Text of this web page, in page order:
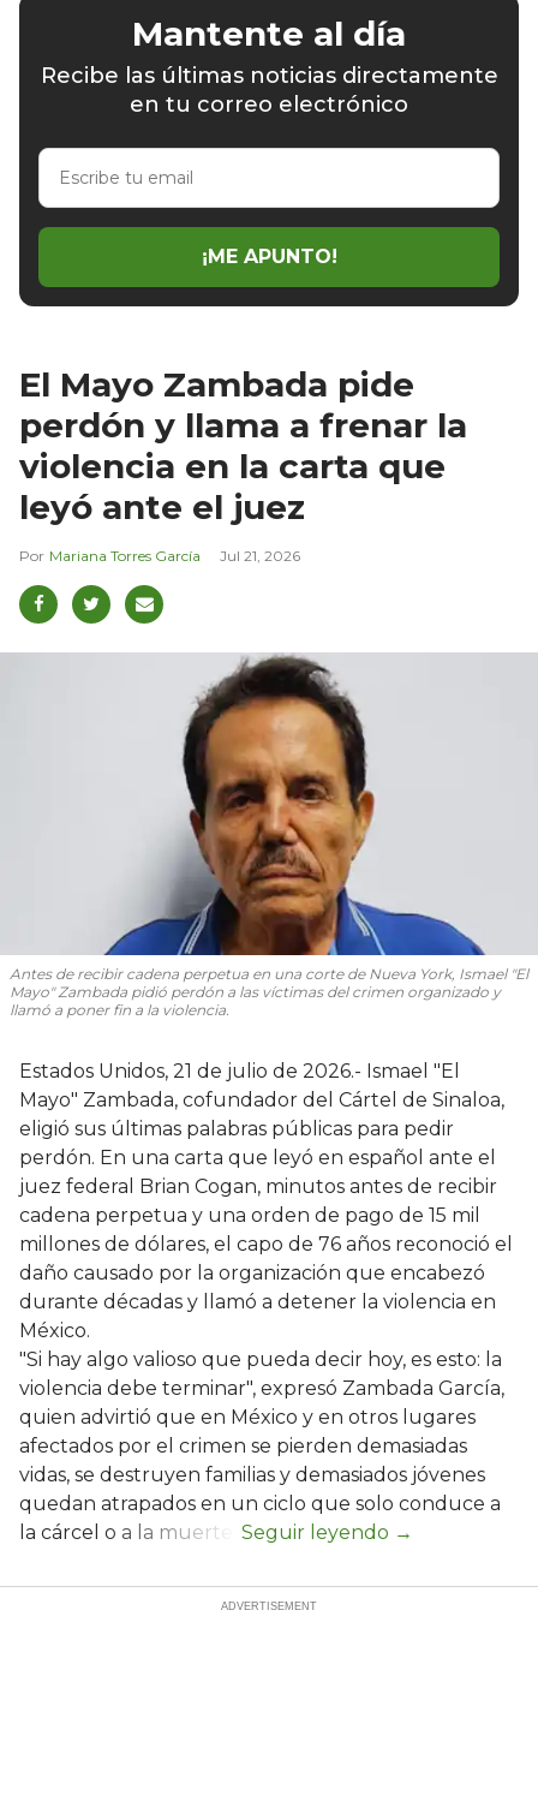
Mantente al día
Recibe las últimas noticias directamente
en tu correo electrónico
Escribe
email
¡ME APUNTO!
El Mayo Zambada pide
perdón y llama a frenar la
violencia en la carta que
leyó ante el juez
Mariana Torres García Jul 21, 2026
Antes de recibir cadena perpetua en una corte de Nueva York, Ismael "El
Mayo" Zambada pidió perdón a las víctimas del crimen organizado y
llamó a poner fin a la violencia.
Estados Unidos, 21 de julio de 2026.- Ismael "El
Mayo" Zambada, cofundador del Cártel de Sinaloa,
eligió sus últimas palabras públicas para pedir
perdón. En una carta que leyó en español ante el
juez federal Brian Cogan, minutos antes de recibir
cadena perpetua y una orden de pago de 15 mil
millones de dólares, el capo de 76 años reconoció el
daño causado por la organización que encabezó
durante décadas y llamó a detener la violencia en
México.
"Si hay algo valioso que pueda decir hoy, es esto: la
violencia debe terminar", expresó Zambada García,
quien advirtió que en México y en otros lugares
afectados por el crimen se pierden demasiadas
vidas, se destruyen familias y demasiados jóvenes
quedan atrapados en un ciclo que solo conduce a
la cárcel o a la muerte.